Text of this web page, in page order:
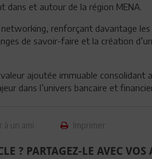
dans et autour de la région MENA.
renforçant davantage
de savoir-faire et la création
ajoutée immuable consolidant
dans l’univers bancaire et
à un ami Imprimer
? PARTAGEZ-LE AVEC VOS